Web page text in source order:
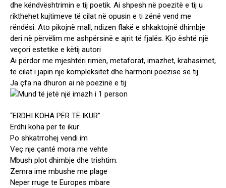
dhe këndvështrimin e tij poetik. Ai shpesh në poezitë e tij u
rikthehet kujtimeve të cilat në opusin e ti zënë vend me
rëndësi. Ato pikojnë mall, ndizen flakë e shkaktojnë dhimbje
deri në përvëlim me ashpërsinë e ajrit të fjalës. Kjo është një
veçori estetike e këtij autori
Ai përdor me mjeshtëri rimën, metaforat, imazhet, krahasimet,
të cilat i japin një kompleksitet dhe harmoni poezisë së tij
Ja çfa na dhuron ai në poezinë e tij
“ERDHI KOHA PËR TË IKUR”
Erdhi koha per te ikur
Po shkatrrohej vendi im
Veç nje çanté mora me vehte
Mbush plot dhimbje dhe trishtim.
Zemra ime mbushe me plage
Neper rruge te Europes mbare